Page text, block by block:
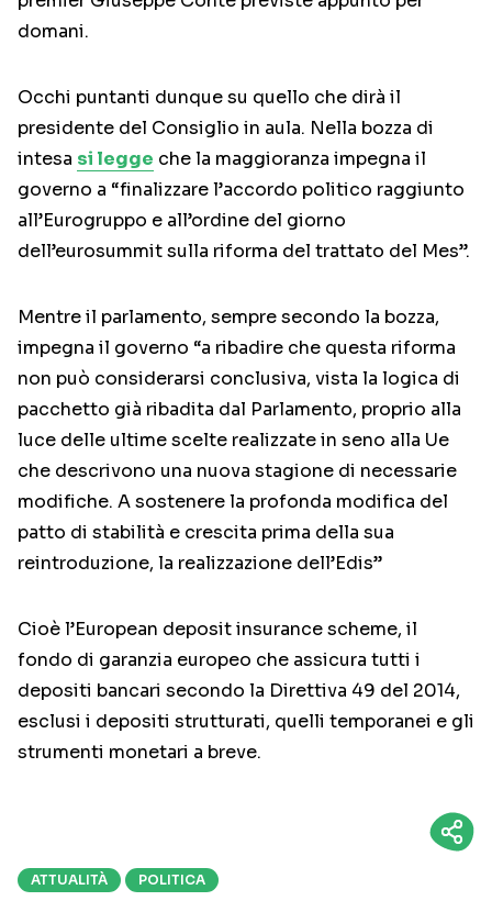
domani.
Occhi puntanti dunque su quello che dirà il
presidente del Consiglio in aula. Nella bozza di
intesa si legge che la maggioranza impegna il
governo a “finalizzare l’accordo politico raggiunto
all’Eurogruppo e all’ordine del giorno
dell’eurosummit sulla riforma del trattato del Mes”.
Mentre il parlamento, sempre secondo la bozza,
impegna il governo “a ribadire che questa riforma
non può considerarsi conclusiva, vista la logica di
pacchetto già ribadita dal Parlamento, proprio alla
luce delle ultime scelte realizzate in seno alla Ue
che descrivono una nuova stagione di necessarie
modifiche. A sostenere la profonda modifica del
patto di stabilità e crescita prima della sua
reintroduzione, la realizzazione dell’Edis”
Cioè l’European deposit insurance scheme, il
fondo di garanzia europeo che assicura tutti i
depositi bancari secondo la Direttiva 49 del 2014,
esclusi i depositi strutturati, quelli temporanei e gli
strumenti monetari a breve.
ATTUALITÀ POLITICA